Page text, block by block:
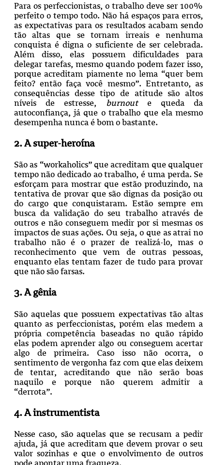
Para os perfeccionistas, o trabalho deve ser 100%
perfeito o tempo todo. Não há espaços para erros,
as expectativas para os resultados acabam sendo
tão altas que se tornam irreais e nenhuma
conquista é digna o suficiente de ser celebrada.
Além disso, elas possuem dificuldades para
delegar tarefas, mesmo quando podem fazer isso,
porque acreditam piamente no lema “quer bem
feito? então faça você mesmo”. Entretanto, as
consequências desse tipo de atitude são altos
níveis de estresse, burnoute queda da
autoconfiança, já que o trabalho que ela mesmo
desempenha nunca é bom o bastante.
2. A super-heroína
São as “workaholics” que acreditam que qualquer
tempo não dedicado ao trabalho, é uma perda. Se
esforçam para mostrar que estão produzindo, na
tentativa de provar que são dignas da posição ou
do cargo que conquistaram. Estão sempre em
busca da validação do seu trabalho através de
outros e não conseguem medir por si mesmas os
impactos de suas ações. Ou seja, o que as atrai no
trabalho não é o prazer de realizá-lo, mas o
reconhecimento que vem de outras pessoas,
enquanto elas tentam fazer de tudo para provar
que não são farsas.
3. A gênia
São aquelas que possuem expectativas tão altas
quanto as perfeccionistas, porém elas medem a
própria competência baseadas no quão rápido
elas podem aprender algo ou conseguem acertar
algo de primeira. Caso isso não ocorra, o
sentimento de vergonha faz com que elas deixem
de tentar, acreditando que não serão boas
naquilo e porque não querem admitir a
“derrota”.
4. A instrumentista
Nesse caso, são aquelas que se recusam a pedir
ajuda, já que acreditam que devem provar o seu
valor sozinhas e que o envolvimento de outros